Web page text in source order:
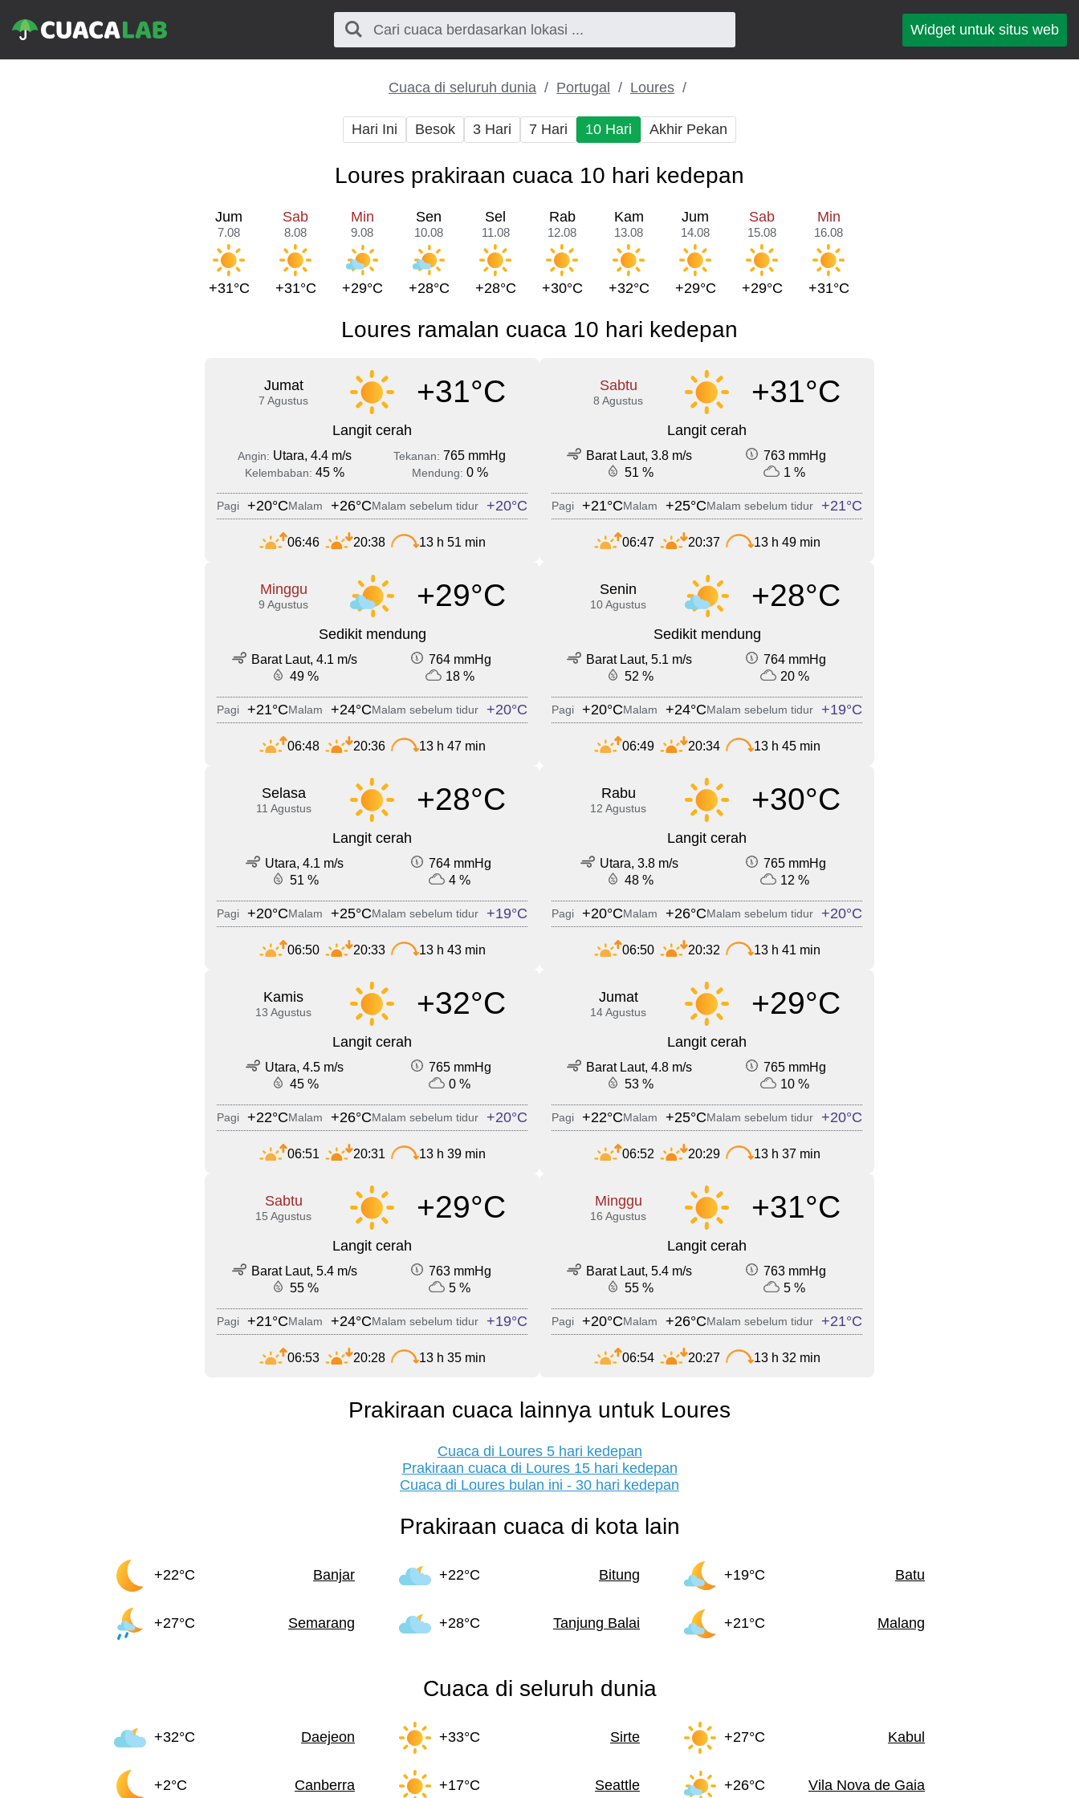
Widget untuk situs web
Cuaca di seluruh dunia Portugal Loures
Hari Ini Besok 3 Hari 7 Hari 10 Hari Akhir Pekan
Loures prakiraan cuaca 10 hari kedepan
Jum
7.08
+31°C
Sab
8.08
+31°C
Min
9.08
+29°C
Sen
10.08
+28°C
Sel
11.08
+28°C
Rab
12.08
+30°C
Kam
13.08
+32°C
Jum
14.08
+29°C
Sab
15.08
+29°C
Min
16.08
+31°C
Loures ramalan cuaca 10 hari kedepan
Jumat
7 Agustus +31°C
Langit cerah
Angin: Utara, 4.4 m/s Tekanan: 765 mmHg
Kelembaban: 45 % Mendung: 0 %
Pagi +20°CMalam +26°CMalam sebelum tidur +20°C
06:46 20:38 13 h 51 min
Sabtu
8 Agustus +31°C
Langit cerah
Barat Laut, 3.8 m/s
763 mmHg
51 %
1 %
Pagi +21°CMalam +25°CMalam sebelum tidur +21°C
06:47 20:37 13 h 49 min
Minggu
9 Agustus +29°C
Sedikit mendung
Barat Laut, 4.1 m/s
764 mmHg
49 %
18 %
Pagi +21°CMalam +24°CMalam sebelum tidur +20°C
06:48 20:36 13 h 47 min
Senin
10 Agustus +28°C
Sedikit mendung
Barat Laut, 5.1 m/s
764 mmHg
52 %
20 %
Pagi +20°CMalam +24°CMalam sebelum tidur +19°C
06:49 20:34 13 h 45 min
Selasa
11 Agustus +28°C
Langit cerah
Utara, 4.1 m/s
764 mmHg
51 %
4 %
Pagi +20°CMalam +25°CMalam sebelum tidur +19°C
06:50 20:33 13 h 43 min
Rabu
12 Agustus +30°C
Langit cerah
Utara, 3.8 m/s
765 mmHg
48 %
12 %
Pagi +20°CMalam +26°CMalam sebelum tidur +20°C
06:50 20:32 13 h 41 min
Kamis
13 Agustus +32°C
Langit cerah
Utara, 4.5 m/s
765 mmHg
45 %
0 %
Pagi +22°CMalam +26°CMalam sebelum tidur +20°C
06:51 20:31 13 h 39 min
Jumat
14 Agustus +29°C
Langit cerah
Barat Laut, 4.8 m/s
765 mmHg
53 %
10 %
Pagi +22°CMalam +25°CMalam sebelum tidur +20°C
06:52 20:29 13 h 37 min
Sabtu
15 Agustus +29°C
Langit cerah
Barat Laut, 5.4 m/s
763 mmHg
55 %
5 %
Pagi +21°CMalam +24°CMalam sebelum tidur +19°C
06:53 20:28 13 h 35 min
Minggu
16 Agustus +31°C
Langit cerah
Barat Laut, 5.4 m/s
763 mmHg
55 %
5 %
Pagi +20°CMalam +26°CMalam sebelum tidur +21°C
06:54 20:27 13 h 32 min
Prakiraan cuaca lainnya untuk Loures
Cuaca di Loures 5 hari kedepan
Prakiraan cuaca di Loures 15 hari kedepan
Cuaca di Loures bulan ini - 30 hari kedepan
Prakiraan cuaca di kota lain
+22°C Banjar +22°C Bitung +19°C Batu
+27°C Semarang +28°C Tanjung Balai +21°C Malang
Cuaca di seluruh dunia
+32°C Daejeon +33°C Sirte +27°C Kabul
+2°C Canberra +17°C Seattle +26°C Vila Nova de Gaia